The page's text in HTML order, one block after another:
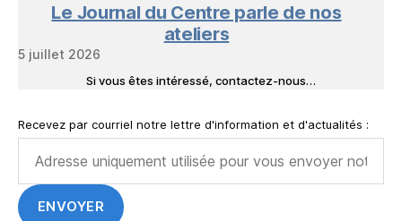
Le Journal du Centre parle de nos
ateliers
5 juillet 2026
Si vous êtes intéressé, contactez-nous…
Recevez par courriel notre lettre d'information et d'actualités :